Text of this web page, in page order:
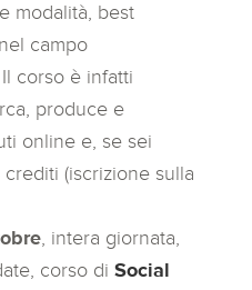
modalità, best
campo
corso è infatti
produce e
online e, se sei
(iscrizione sulla
, intera giornata,
corso diSocial